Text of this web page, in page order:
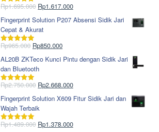
Rp1.868.000.
Dinilai5.00
Rp1.695.000 Harga
aslinya
adalah:
Rp1.695.000.
Rp1.617.000Harga
saat
ini
Fingerprint Solution P207 Absensi Sidik Jari
Cepat & Akurat
Dinilai5.00
Rp965.000 Harga
aslinya
adalah:
Rp965.000.
Rp850.000Harga
saat
ini
Rp850.000.
AL20B ZKTeco Kunci Pintu dengan Sidik Jari
dan Bluetooth
Dinilai5.00
Rp2.750.000 Harga
aslinya
adalah:
Rp2.750.000.
Rp2.668.000Harga
saat
ini
Rp2.668.000.
Fingerprint Solution X609 Fitur Sidik Jari dan
Wajah Terbaik
Dinilai5.00
Rp1.489.000 Harga
Rp1.378.000Harga